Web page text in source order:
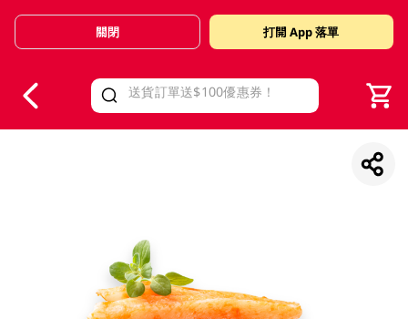
Valid Until 30 June 2026
關閉 打開 App 落單